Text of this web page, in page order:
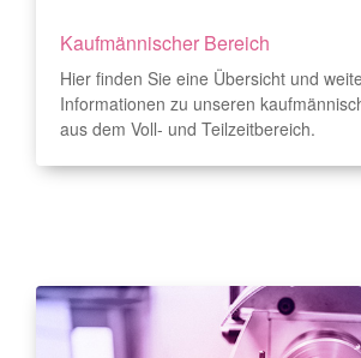
Kaufmännischer Bereich
Hier finden Sie eine Übersicht und
Informationen zu unseren
aus dem Voll- und Teilzeitbereich.